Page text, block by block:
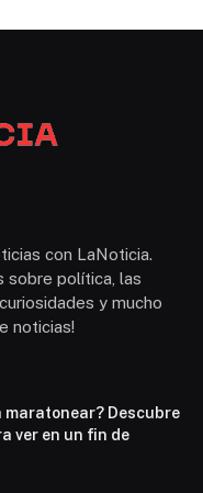
con LaNoticia.
sobre política, las
y mucho
noticias!
Descubre
ver en un fin de